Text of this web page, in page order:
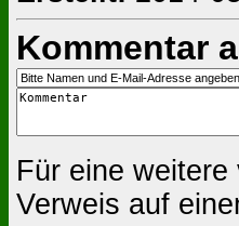
Kommentar
Für eine
Verweis auf